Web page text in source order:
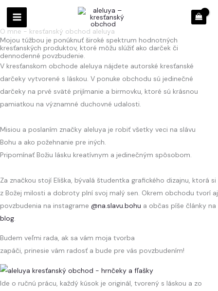
Preskočiť
obsah
O mne - kresťanský obchod aleluya
Mojou túžbou je ponúknuť široké spektrum hodnotných
kresťanských produktov, ktoré môžu slúžiť ako darček či
dennodenné povzbudenie.
V kresťanskom obchode aleluya nájdete autorské kresťanské
darčeky vytvorené s láskou. V ponuke obchodu sú jedinečné
darčeky na prvé sväté prijímanie a birmovku, ktoré sú krásnou
pamiatkou na významné duchovné udalosti.
Misiou a poslaním značky aleluya je robiť všetky veci na slávu
Bohu a ako požehnanie pre iných.
Pripomínať Božiu lásku kreatívnym a jedinečným spôsobom.
Za značkou stojí Eliška, bývalá študentka grafického dizajnu, ktorá si
z Božej milosti a dobroty plní svoj malý sen. Okrem obchodu tvorí aj
povzbudenia na instagrame @na.slavu.bohu a občas píše články na
blog.
Budem veľmi rada, ak sa vám moja tvorba
zapáči, prinesie vám radosť a bude pre vás povzbudením!
Ide o ručnú prácu, každý kúsok je originál, tvorený s láskou a zo